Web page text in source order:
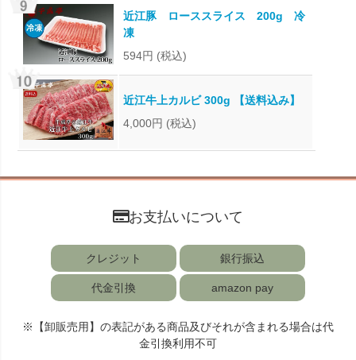
近江豚 ローススライス 200g 冷
凍
594円 (税込)
近江牛上カルビ 300g 【送料込み】
4,000円 (税込)
お支払いについて
クレジット 銀行振込
代金引換 amazon pay
※【卸販売用】の表記がある商品及びそれが含まれる場合は代
金引換利用不可